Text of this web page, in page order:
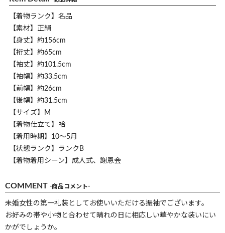
【着物ランク】名品
【素材】正絹
【身丈】約156cm
【裄丈】約65cm
【袖丈】約101.5cm
【袖幅】約33.5cm
【前幅】約26cm
【後幅】約31.5cm
【サイズ】M
【着物仕立て】袷
【着用時期】10～5月
【状態ランク】ランクB
【着物着用シーン】成人式、謝恩会
COMMENT -商品コメント-
未婚女性の第一礼装としてお使いいただける振袖でございます。
お好みの帯や小物と合わせて晴れの日に相応しい華やかな装いにい
かがでしょうか。